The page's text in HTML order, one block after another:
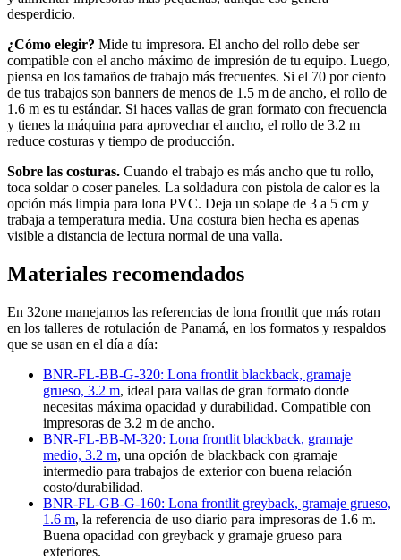
desperdicio.
¿Cómo elegir? Mide tu impresora. El ancho del rollo debe ser
compatible con el ancho máximo de impresión de tu equipo. Luego,
piensa en los tamaños de trabajo más frecuentes. Si el 70 por ciento
de tus trabajos son banners de menos de 1.5 m de ancho, el rollo de
1.6 m es tu estándar. Si haces vallas de gran formato con frecuencia
y tienes la máquina para aprovechar el ancho, el rollo de 3.2 m
reduce costuras y tiempo de producción.
Sobre las costuras. Cuando el trabajo es más ancho que tu rollo,
toca soldar o coser paneles. La soldadura con pistola de calor es la
opción más limpia para lona PVC. Deja un solape de 3 a 5 cm y
trabaja a temperatura media. Una costura bien hecha es apenas
visible a distancia de lectura normal de una valla.
Materiales recomendados
En 32one manejamos las referencias de lona frontlit que más rotan
en los talleres de rotulación de Panamá, en los formatos y respaldos
que se usan en el día a día:
BNR-FL-BB-G-320: Lona frontlit blackback, gramaje
grueso, 3.2 m, ideal para vallas de gran formato donde
necesitas máxima opacidad y durabilidad. Compatible con
impresoras de 3.2 m de ancho.
BNR-FL-BB-M-320: Lona frontlit blackback, gramaje
medio, 3.2 m, una opción de blackback con gramaje
intermedio para trabajos de exterior con buena relación
costo/durabilidad.
BNR-FL-GB-G-160: Lona frontlit greyback, gramaje grueso,
1.6 m, la referencia de uso diario para impresoras de 1.6 m.
Buena opacidad con greyback y gramaje grueso para
exteriores.